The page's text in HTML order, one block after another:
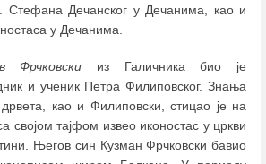
Стефана Дечанског у Дечанима, као и
у Дечанима.
Фрчковски из Галичника био је
и ученик Петра Филиповског. Знања
као и Филиповски, стицао је на
својом тајфом извео иконостас у цркви
Његов син Кузман Фрчковски бавио